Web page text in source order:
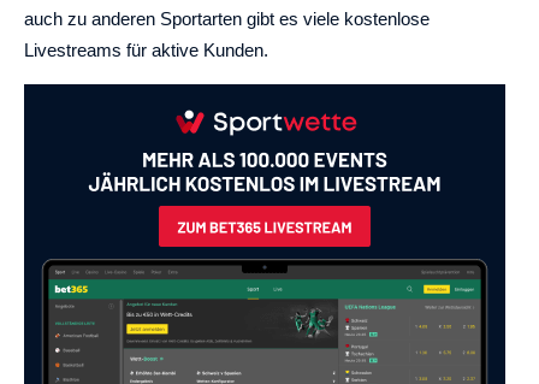
auch zu anderen Sportarten gibt es viele kostenlose
Livestreams für aktive Kunden.